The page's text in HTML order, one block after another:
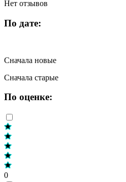
Нет отзывов
По дате:
Сначала новые
Сначала старые
По оценке:
0